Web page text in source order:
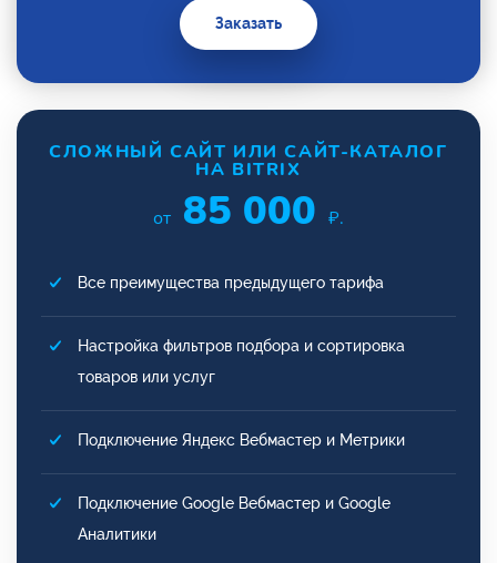
Заказать
СЛОЖНЫЙ САЙТ ИЛИ САЙТ-КАТАЛОГ
НА BITRIX
от 85 000 ₽.
Все преимущества предыдущего тарифа
Настройка фильтров подбора и сортировка
товаров или услуг
Подключение Яндекс Вебмастер и Метрики
Подключение Google Вебмастер и Google
Аналитики